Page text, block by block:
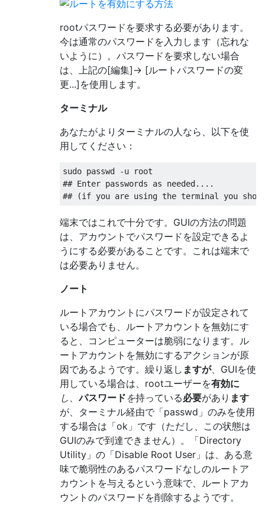
rootパスワードを要求する必要があります。
今は通常のパスワードを入力します（忘れな
いように）。パスワードを要求しない場合
は、上記の[編集]-> [ルートパスワードの変
更...]を使用します。
ターミナル
あなたがよりターミナルの人なら、以下を使
用してください：
sudo passwd -u root
## Enter passwords as needed....
端末ではこれで十分です。GUIの方法の問題
は、アカウントでパスワードを設定できるよ
うにする必要があることです。これは端末で
は必要ありません。
ノート
ルートアカウントにパスワードが設定されて
いる場合でも、ルートアカウントを無効にす
ると、コンピューターは脆弱になります。ル
ートアカウントを無効にするアクションが原
因であるようです。繰り返し ますが、GUIを使
用している場合は、rootユーザーを有効に
し 、パスワードを持っている必要があり ます
が、ターミナル経由で「passwd」のみを使用
する場合は「ok」です（ただし、この状態は
GUIのみで到達できません）。「Directory
Utility」の「Disable Root User」は、ある意
味で脆弱性のあるパスワードなしのルートア
カウントを与えるという意味で、ルートアカ
ウントのパスワードを削除するようです。